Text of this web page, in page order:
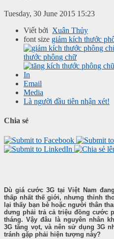
Tuesday, 30 June 2015 15:23
Viết bởi Xuân Thủy
font size giảm kích thước
thước phông chữ
In
Email
Media
Là người đầu tiên nhận xét!
Chia sẻ
Dù giá cước 3G tại Việt Nam
thấp nhất thế giới, nhưng thỉnh
lại thấy bạn bè hoặc người thân
dưng phải trả cả triệu đồng cước
tháng. Vậy đâu là nguyên nhân
3G tăng vọt, và nên sử dụng 3G
tránh gặp phải hiện tượng này?